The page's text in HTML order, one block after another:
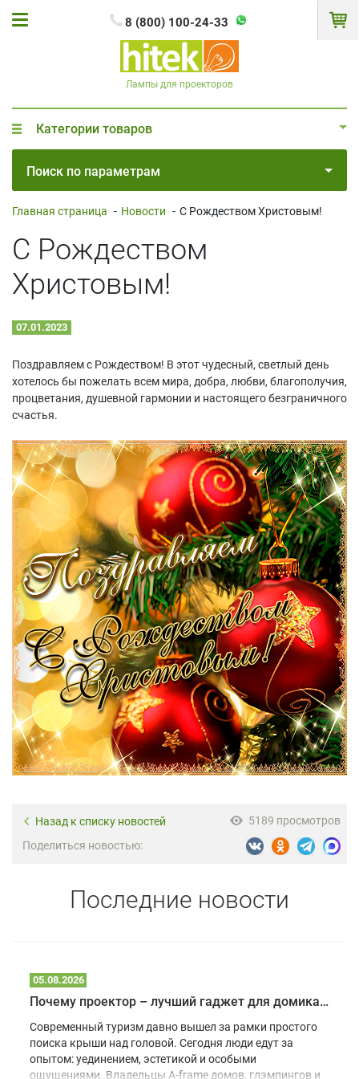
8 (800) 100-24-33
Лампы для проекторов
Категории товаров
Поиск по параметрам
Главная страница - Новости - С Рождеством Христовым!
С Рождеством
Христовым!
07.01.2023
Поздравляем с Рождеством! В этот чудесный, светлый день
хотелось бы пожелать всем мира, добра, любви, благополучия,
процветания, душевной гармонии и настоящего безграничного
счастья.
Назад к списку новостей
5189 просмотров
Поделиться новостью:
Последние новости
05.08.2026
Почему проектор – лучший гаджет для домика в глэмпинге
Современный туризм давно вышел за рамки простого
поиска крыши над головой. Сегодня люди едут за
опытом: уединением, эстетикой и особыми
ощущениями. Владельцы A-frame домов, глэмпингов и